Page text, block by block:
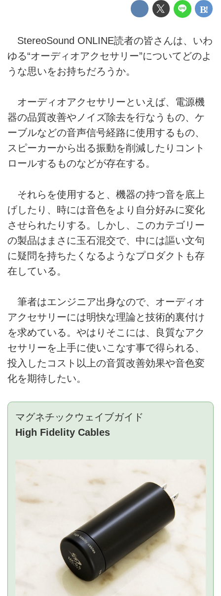
StereoSound ONLINE読者の皆さんは、いわ
ゆる“オーディオアクセサリー”についてどのよ
うな思いをお持ちだろうか。
オーディオアクセサリーといえば、電源機
器の品質改善やノイズ除去を行なうもの、ケ
ーブルなどの音声信号経路に使用するもの、
スピーカーから出る振動を削減したりコント
ロールするものなどが存在する。
それらを使用すると、機器の持つ音を底上
げしたり、時には音色をより自分好みに変化
させられたりする。しかし、このカテゴリー
の製品はまさに玉石混交で、中には謳い文句
に疑問を持ちたくなるようなプロダクトも存
在している。
筆者はエンジニア出身なので、オーディオ
アクセサリーには明快な理論と技術的裏付け
を求めている。やはりそこには、良質なアク
セサリーを上手に使いこなす事で得られる、
投入したコスト以上の音質改善効果や音色変
化を期待したい。
マグネチックウェイブガイド
High Fidelity Cables